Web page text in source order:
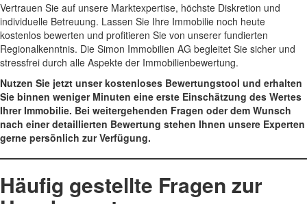
Vertrauen Sie auf unsere Marktexpertise, höchste Diskretion und
individuelle Betreuung. Lassen Sie Ihre Immobilie noch heute
kostenlos bewerten und profitieren Sie von unserer fundierten
Regionalkenntnis. Die Simon Immobilien AG begleitet Sie sicher und
stressfrei durch alle Aspekte der Immobilienbewertung.
Nutzen Sie jetzt unser kostenloses Bewertungstool und erhalten
Sie binnen weniger Minuten eine erste Einschätzung des Wertes
Ihrer Immobilie. Bei weitergehenden Fragen oder dem Wunsch
nach einer detaillierten Bewertung stehen Ihnen unsere Experten
gerne persönlich zur Verfügung.
Häufig gestellte Fragen zur